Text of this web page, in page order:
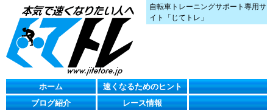
自転車トレーニングサポート専用サ
イト「じてトレ」
ホーム
速くなるためのヒント
ブログ紹介
レース情報